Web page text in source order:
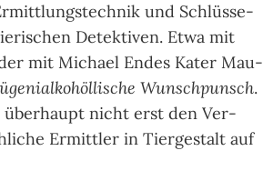
und Schlüs­se­
Detek­ti­ven. Etwa mit
mit Michael Endes Kater Mau­
Wunsch­punsch.
über­haupt nicht erst den Ver­
Ermitt­ler in Tier­ge­stalt auf